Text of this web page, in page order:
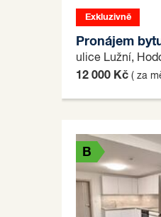
Exkluzivně
Pronájem
ulice Lužní,
12 000 Kč ( za
B